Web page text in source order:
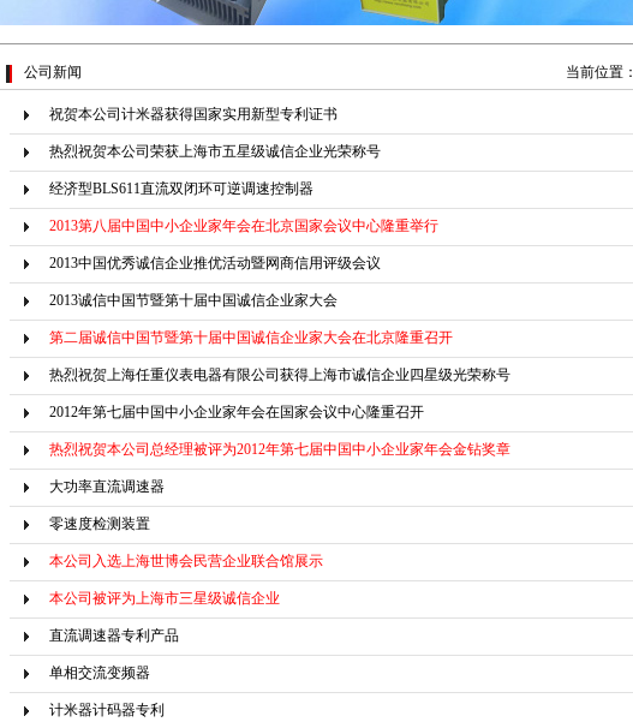
公司新闻 当前位置：
祝贺本公司计米器获得国家实用新型专利证书
热烈祝贺本公司荣获上海市五星级诚信企业光荣称号
经济型BLS611直流双闭环可逆调速控制器
2013第八届中国中小企业家年会在北京国家会议中心隆重举行
2013中国优秀诚信企业推优活动暨网商信用评级会议
2013诚信中国节暨第十届中国诚信企业家大会
第二届诚信中国节暨第十届中国诚信企业家大会在北京隆重召开
热烈祝贺上海任重仪表电器有限公司获得上海市诚信企业四星级光荣称号
2012年第七届中国中小企业家年会在国家会议中心隆重召开
热烈祝贺本公司总经理被评为2012年第七届中国中小企业家年会金钻奖章
大功率直流调速器
零速度检测装置
本公司入选上海世博会民营企业联合馆展示
本公司被评为上海市三星级诚信企业
直流调速器专利产品
单相交流变频器
计米器计码器专利